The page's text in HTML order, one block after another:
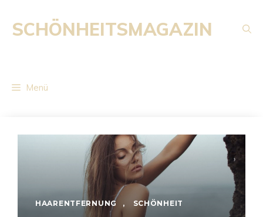
Inhalt
springen
SCHÖNHEITSMAGAZIN
Menü
HAARENTFERNUNG , SCHÖNHEIT